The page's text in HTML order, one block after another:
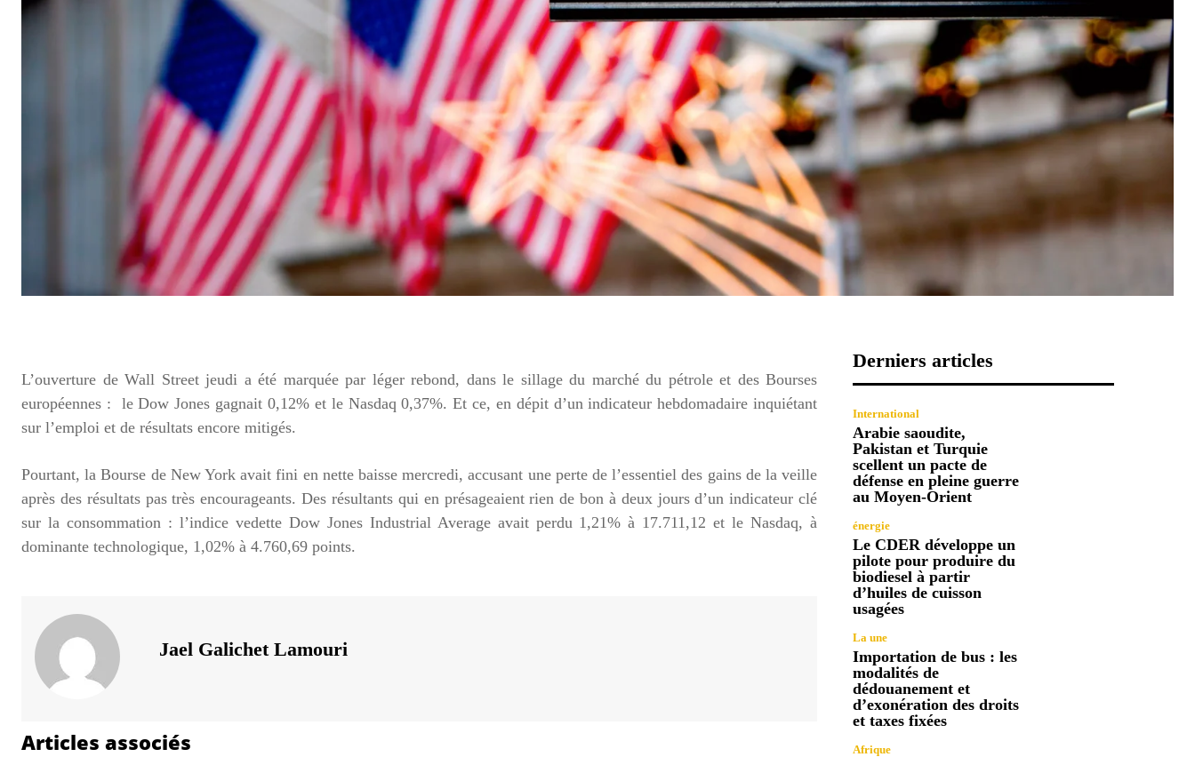
L’ouverture de Wall Street jeudi a été marquée par léger rebond, dans le sillage du marché du pétrole et des Bourses
européennes : le Dow Jones gagnait 0,12% et le Nasdaq 0,37%. Et ce, en dépit d’un indicateur hebdomadaire inquiétant
sur l’emploi et de résultats encore mitigés.
Pourtant, la Bourse de New York avait fini en nette baisse mercredi, accusant une perte de l’essentiel des gains de la veille
après des résultats pas très encourageants. Des résultants qui en présageaient rien de bon à deux jours d’un indicateur clé
sur la consommation : l’indice vedette Dow Jones Industrial Average avait perdu 1,21% à 17.711,12 et le Nasdaq, à
dominante technologique, 1,02% à 4.760,69 points.
Jael Galichet Lamouri
Articles associés
Derniers articles
International
Arabie saoudite,
Pakistan et Turquie
scellent un pacte de
défense en pleine guerre
au Moyen-Orient
énergie
Le CDER développe un
pilote pour produire du
biodiesel à partir
d’huiles de cuisson
usagées
La une
Importation de bus : les
modalités de
dédouanement et
d’exonération des droits
et taxes fixées
Afrique